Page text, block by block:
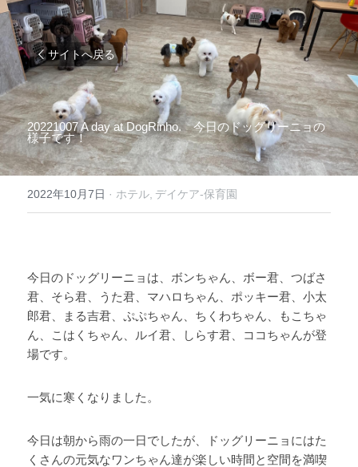
サイトへ戻る
20221007 A day at DogRinho.　今日のドッグリーニョの
様子です！
2022年10月7日 · ホテル, デイケア-保育園
今日のドッグリーニョは、ボンちゃん、ボー君、つばさ
君、そら君、うた君、マハロちゃん、ポッキー君、小太
郎君、まる吉君、ぷぷちゃん、ちくわちゃん、もこちゃ
ん、こはくちゃん、ルイ君、しらす君、ココちゃんが登
場です。
一気に寒くなりました。
今日は朝から雨の一日でしたが、ドッグリーニョにはた
くさんの元気なワンちゃん達が楽しい時間と空間を満喫